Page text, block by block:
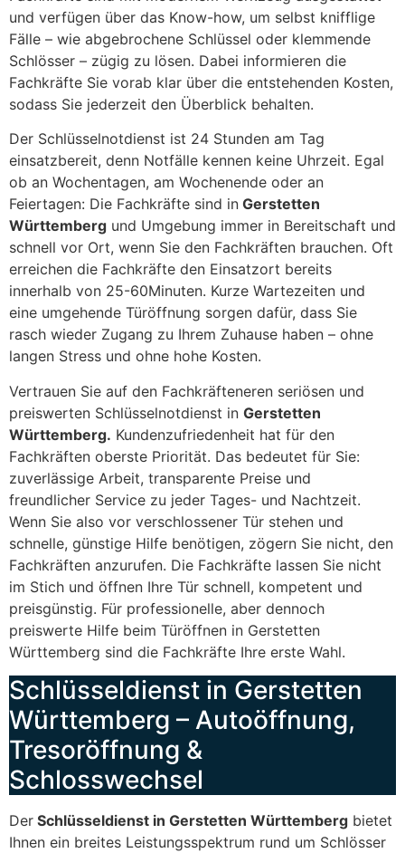
und verfügen über das Know-how, um selbst knifflige
Fälle – wie abgebrochene Schlüssel oder klemmende
Schlösser – zügig zu lösen. Dabei informieren die
Fachkräfte Sie vorab klar über die entstehenden Kosten,
sodass Sie jederzeit den Überblick behalten.
Der Schlüsselnotdienst ist 24 Stunden am Tag
einsatzbereit, denn Notfälle kennen keine Uhrzeit. Egal
ob an Wochentagen, am Wochenende oder an
Feiertagen: Die Fachkräfte sind in Gerstetten
Württemberg und Umgebung immer in Bereitschaft und
schnell vor Ort, wenn Sie den Fachkräften brauchen. Oft
erreichen die Fachkräfte den Einsatzort bereits
innerhalb von 25-60Minuten. Kurze Wartezeiten und
eine umgehende Türöffnung sorgen dafür, dass Sie
rasch wieder Zugang zu Ihrem Zuhause haben – ohne
langen Stress und ohne hohe Kosten.
Vertrauen Sie auf den Fachkräfteneren seriösen und
preiswerten Schlüsselnotdienst in Gerstetten
Württemberg. Kundenzufriedenheit hat für den
Fachkräften oberste Priorität. Das bedeutet für Sie:
zuverlässige Arbeit, transparente Preise und
freundlicher Service zu jeder Tages- und Nachtzeit.
Wenn Sie also vor verschlossener Tür stehen und
schnelle, günstige Hilfe benötigen, zögern Sie nicht, den
Fachkräften anzurufen. Die Fachkräfte lassen Sie nicht
im Stich und öffnen Ihre Tür schnell, kompetent und
preisgünstig. Für professionelle, aber dennoch
preiswerte Hilfe beim Türöffnen in Gerstetten
Württemberg sind die Fachkräfte Ihre erste Wahl.
Schlüsseldienst in Gerstetten
Württemberg – Autoöffnung,
Tresoröffnung &
Schlosswechsel
Der Schlüsseldienst in Gerstetten Württemberg bietet
Ihnen ein breites Leistungsspektrum rund um Schlösser